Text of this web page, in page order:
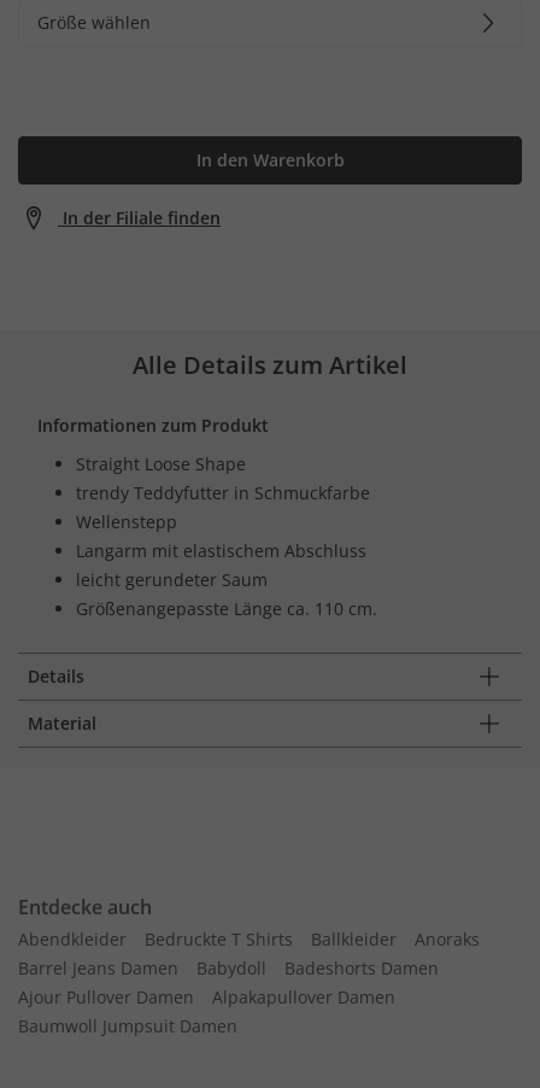
Größe wählen
In den Warenkorb
In der Filiale finden
Alle Details zum Artikel
Informationen zum Produkt
Straight Loose Shape
trendy Teddyfutter in Schmuckfarbe
Wellenstepp
Langarm mit elastischem Abschluss
leicht gerundeter Saum
Größenangepasste Länge ca. 110 cm.
Details
Material
Entdecke auch
Abendkleider Bedruckte T Shirts Ballkleider
Anoraks
Barrel Jeans Damen
Babydoll
Badeshorts Damen
Ajour Pullover Damen
Alpakapullover Damen
Baumwoll Jumpsuit Damen